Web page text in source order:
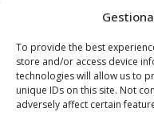
To provide the best
store and/or access device
technologies will allow us to
unique IDs on this site. Not
adversely affect certain